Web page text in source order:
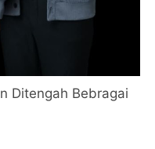
Ditengah Bebragai